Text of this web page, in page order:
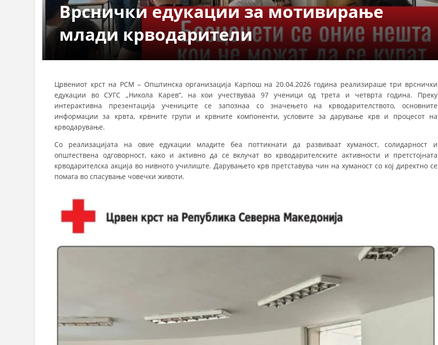
ПРИРАЧНИЦИ
СТРАТЕГИИ
БРОШУРИ
Врснички едукации за мотивирање
млади крводарители
Црвениот крст на РСМ – Општинска организација Карпош на 20.04.2026 година реализираше три врснички
едукации во СУГС „Никола Карев“, на кои учествуваа 97 ученици од трета и четврта година. Преку
интерактивна презентација учениците се запознаа со значењето на крводарителството, основните
информации за крвта, крвните групи и крвните компоненти, условите за дарување крв и процесот на
крводарување.
Со реализацијата на овие едукации младите беа поттикнати да развиваат хуманост, солидарност и
општествена одговорност, како и активно да се вклучат во крводарителските активности и претстојната
крводарителска акција во нивното училиште. Дарувањето крв претставува чин на хуманост со кој директно се
помага во спасување човечки животи.